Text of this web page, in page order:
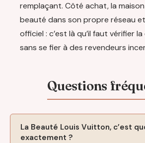
remplaçant. Côté achat, la
beauté dans son propre réseau
officiel : c’est là qu’il faut vérifier
sans se fier à des revendeurs
La Beauté Louis Vuitton, c’est
exactement ?